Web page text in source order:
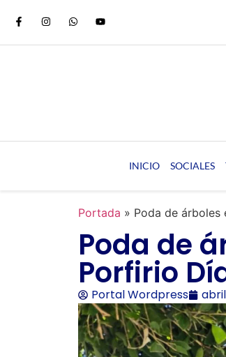
INICIO SOCIALES
Portada » Poda de árboles
Poda de
Porfirio
Portal Wordpress abril